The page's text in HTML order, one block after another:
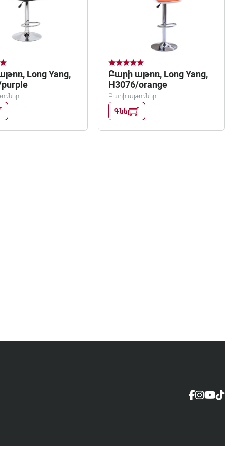
Long Yang,
Բարի աթոռ, Long Yang,
H3076/orange
Բարի աթոռներ
Գնել